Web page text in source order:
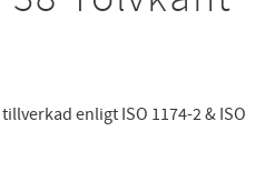
enligt ISO 1174-2 & ISO